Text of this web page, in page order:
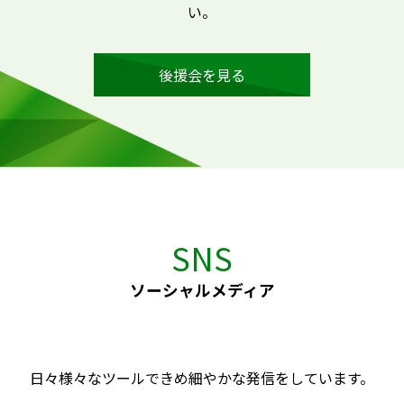
い。
後援会を見る
SNS
ソーシャルメディア
日々様々なツールできめ細やかな発信をしています。